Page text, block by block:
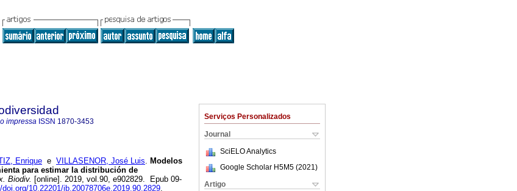
Serviços Personalizados
Journal
SciELO Analytics
Google Scholar H5M5 (2021 )
Artigo
impressa ISSN 1870-3453
Enrique e VILLASENOR, José Luis. Modelos
para estimar la distribución de
Biodiv. [online]. 2019, vol.90, e902829. Epub 09-
doi.org/10.22201/ib.20078706e.2019.90.2829.